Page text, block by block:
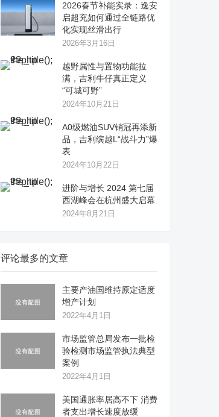
2026春节补能实录：逸安
启超充如何通过全链路优
化实现丝滑出行
2026年3月16日
越野属性与置物功能拉
满，吉利牛仔真正定义
“可城可野”
2024年10月21日
A0级燃油SUV销冠再添新
品，吉利缤越L“战斗力”爆
表
2024年10月22日
进阶与增长 2024 第七届
西湖峰会在杭州盛大启幕
2024年8月21日
评论最多的文章
主要产油国维持原定适度
增产计划
2022年4月1日
市场监管总局发布一批检
验检测市场监管执法典型
案例
2022年4月1日
美国通胀率居高不下 消费
者支出增长速度放缓